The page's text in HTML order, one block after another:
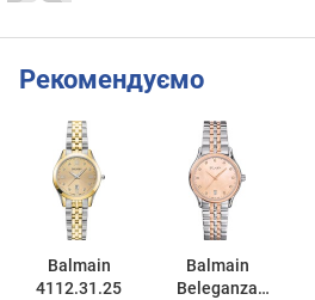
Рекомендуємо
Balmain
4112.31.25
Balmain
Beleganza